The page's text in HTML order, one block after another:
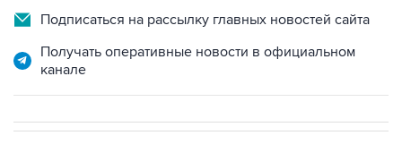
Подписаться на рассылку главных новостей сайта
Получать оперативные новости в официальном
канале